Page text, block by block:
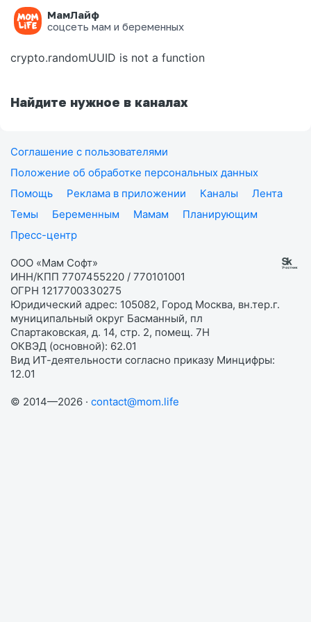
МамЛайф
соцсеть мам и беременных
Ошибка на странице
crypto.randomUUID is not a function
Найдите нужное в каналах
Соглашение с пользователями
Положение об обработке персональных данных
Помощь
Реклама в приложении Каналы
Лента
Темы
Беременным Мамам
Планирующим
Пресс-центр
ООО «Мам Софт»
ИНН/КПП 7707455220 / 770101001
ОГРН 1217700330275
Юридический адрес: 105082, Город Москва, вн.тер.г.
муниципальный округ Басманный, пл
Спартаковская, д. 14, стр. 2, помещ. 7Н
ОКВЭД (основной): 62.01
Вид ИТ-деятельности согласно приказу Минцифры:
12.01
© 2014—2026 · contact@mom.life